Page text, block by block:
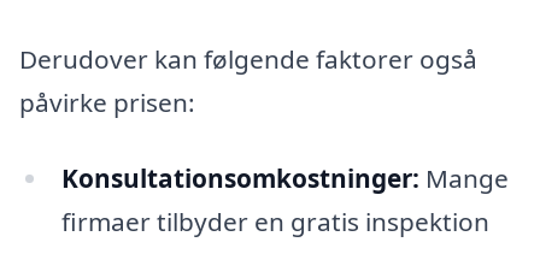
Derudover kan følgende faktorer også
påvirke prisen:
Konsultationsomkostninger: Mange
firmaer tilbyder en gratis inspektion